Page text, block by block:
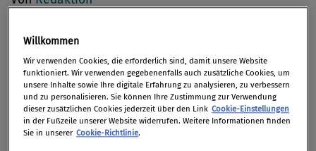
Die Europäische Kommission hat im Rahmen einer
kartellrechtlichen Untersuchung festgestellt, dass
die beiden deutschen Automobilzulieferer
Willkommen
Wir verwenden Cookies, die erforderlich sind, damit unsere Website
funktioniert. Wir verwenden gegebenenfalls auch zusätzliche Cookies, um
unsere Inhalte sowie Ihre digitale Erfahrung zu analysieren, zu verbessern
und zu personalisieren. Sie können Ihre Zustimmung zur Verwendung
dieser zusätzlichen Cookies jederzeit über den Link Cookie-Einstellungen
in der Fußzeile unserer Website widerrufen. Weitere Informationen finden
Sie in unserer Cookie-Richtlinie.